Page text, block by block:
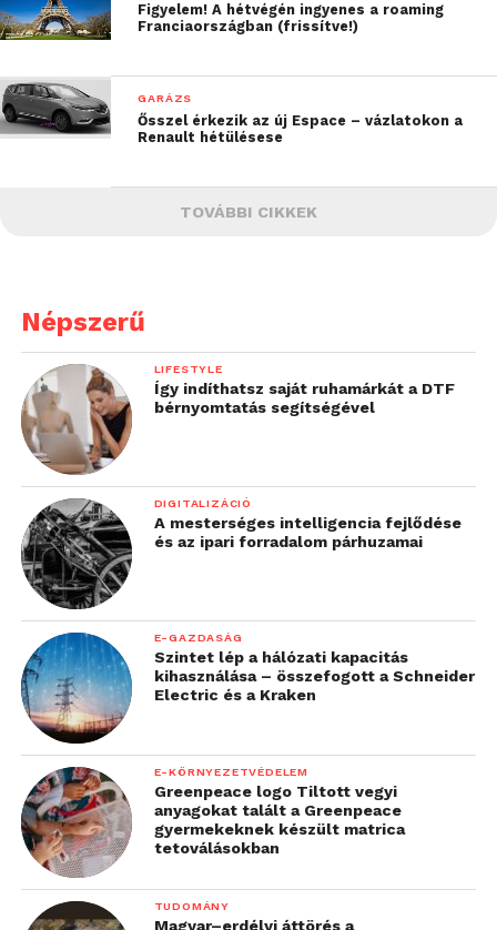
Figyelem! A hétvégén ingyenes a roaming
Franciaországban (frissítve!)
GARÁZS
Ősszel érkezik az új Espace – vázlatokon a
Renault hétülésese
TOVÁBBI CIKKEK
Népszerű
LIFESTYLE
Így indíthatsz saját ruhamárkát a DTF
bérnyomtatás segítségével
DIGITALIZÁCIÓ
A mesterséges intelligencia fejlődése
és az ipari forradalom párhuzamai
E-GAZDASÁG
Szintet lép a hálózati kapacitás
kihasználása – összefogott a Schneider
Electric és a Kraken
E-KÖRNYEZETVÉDELEM
Greenpeace logo Tiltott vegyi
anyagokat talált a Greenpeace
gyermekeknek készült matrica
tetoválásokban
TUDOMÁNY
Magyar–erdélyi áttörés a